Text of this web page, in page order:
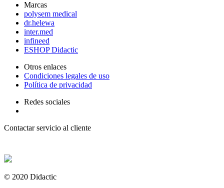
Marcas
polysem medical
dr.helewa
inter.med
infineed
ESHOP Didactic
Otros enlaces
Condiciones legales de uso
Política de privacidad
Redes sociales
Contactar servicio al cliente
© 2020 Didactic